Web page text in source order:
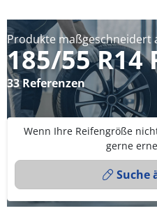
Produkte maßgeschneidert
185/55 R14
33 Referenzen
Wenn Ihre Reifengröße
gerne
Suche